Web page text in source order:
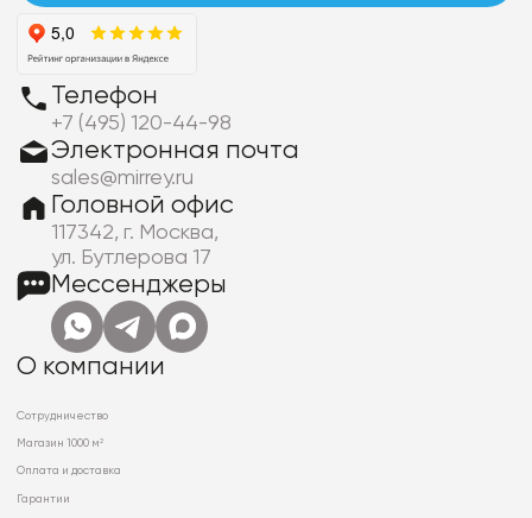
Телефон
+7 (495) 120-44-98
Электронная почта
sales@mirrey.ru
Головной офис
117342, г. Москва,
ул. Бутлерова 17
Мессенджеры
О компании
Сотрудничество
Магазин 1000 м²
Оплата и доставка
Гарантии